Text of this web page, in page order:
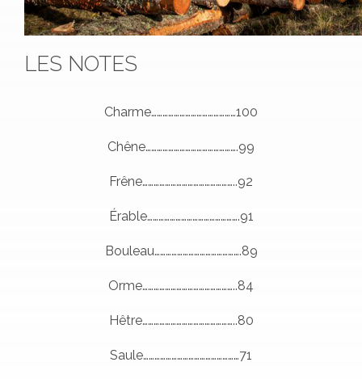
LES NOTES
Charme………………………………………100
Chêne………………………………………….99
Frêne…………………………………………..92
Érable………………………………………….91
Bouleau……………………………………….89
Orme…………………………………………..84
Hêtre…………………………………………..80
Saule……………………………………………71